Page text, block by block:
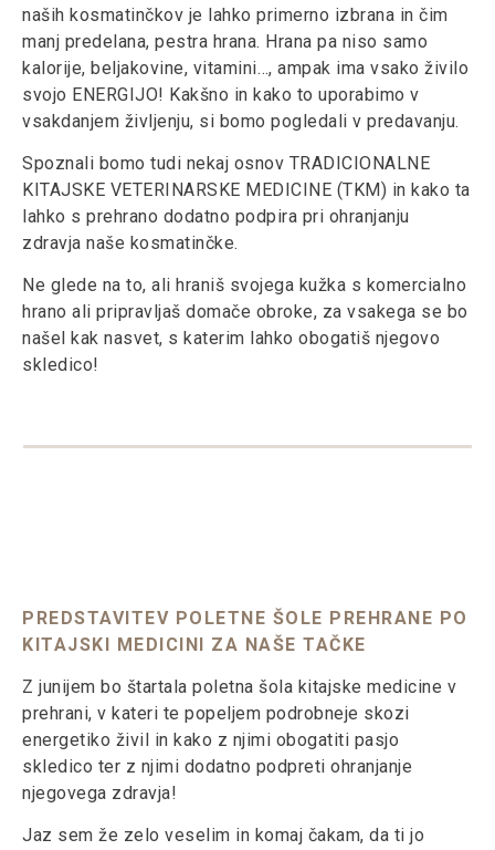
naših kosmatinčkov je lahko primerno izbrana in čim
manj predelana, pestra hrana. Hrana pa niso samo
kalorije, beljakovine, vitamini…, ampak ima vsako živilo
svojo ENERGIJO! Kakšno in kako to uporabimo v
vsakdanjem življenju, si bomo pogledali v predavanju.
Spoznali bomo tudi nekaj osnov TRADICIONALNE
KITAJSKE VETERINARSKE MEDICINE (TKM) in kako ta
lahko s prehrano dodatno podpira pri ohranjanju
zdravja naše kosmatinčke.
Ne glede na to, ali hraniš svojega kužka s komercialno
hrano ali pripravljaš domače obroke, za vsakega se bo
našel kak nasvet, s katerim lahko obogatiš njegovo
skledico!
PREDSTAVITEV POLETNE ŠOLE PREHRANE PO
KITAJSKI MEDICINI ZA NAŠE TAČKE
Z junijem bo štartala poletna šola kitajske medicine v
prehrani, v kateri te popeljem podrobneje skozi
energetiko živil in kako z njimi obogatiti pasjo
skledico ter z njimi dodatno podpreti ohranjanje
njegovega zdravja!
Jaz sem že zelo veselim in komaj čakam, da ti jo